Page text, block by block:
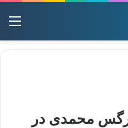
نرگس محمدی در